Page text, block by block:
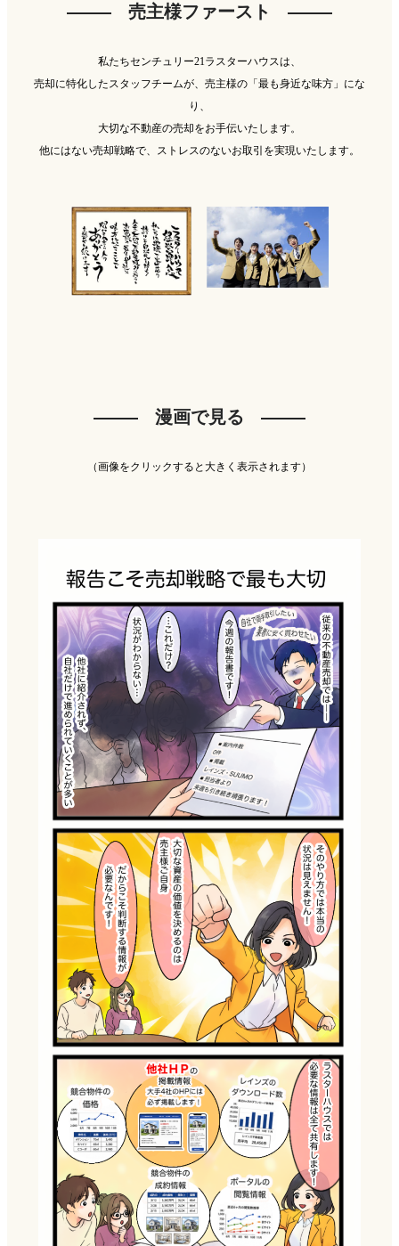
売主様ファースト
私たちセンチュリー21ラスターハウスは、
売却に特化したスタッフチームが、売主様の「最も身近な味方」にな
り、
大切な不動産の売却をお手伝いたします。
他にはない売却戦略で、ストレスのないお取引を実現いたします。
漫画で見る
（画像をクリックすると大きく表示されます）